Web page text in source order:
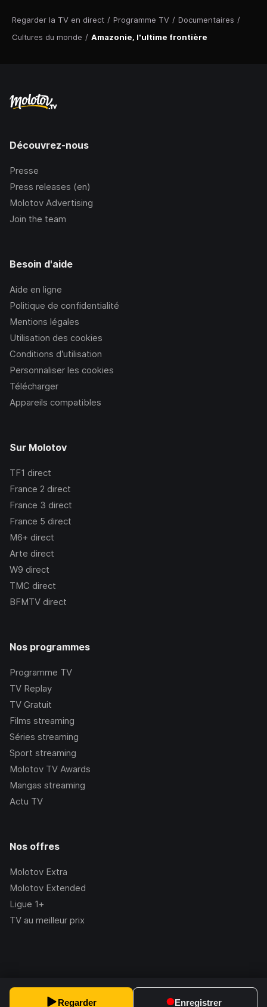
Regarder la TV en direct / Programme TV / Documentaires /
Cultures du monde / Amazonie, l'ultime frontière
Regarder Enregistrer
Découvrez-nous
Presse
Press releases (en)
Molotov Advertising
Join the team
Besoin d'aide
Aide en ligne
Politique de confidentialité
Mentions légales
Utilisation des cookies
Conditions d’utilisation
Personnaliser les cookies
Télécharger
Appareils compatibles
Sur Molotov
TF1 direct
France 2 direct
France 3 direct
France 5 direct
M6+ direct
Arte direct
W9 direct
TMC direct
BFMTV direct
Nos programmes
Programme TV
TV Replay
TV Gratuit
Films streaming
Séries streaming
Sport streaming
Molotov TV Awards
Mangas streaming
Actu TV
Nos offres
Molotov Extra
Molotov Extended
Ligue 1+
TV au meilleur prix
2.228.1